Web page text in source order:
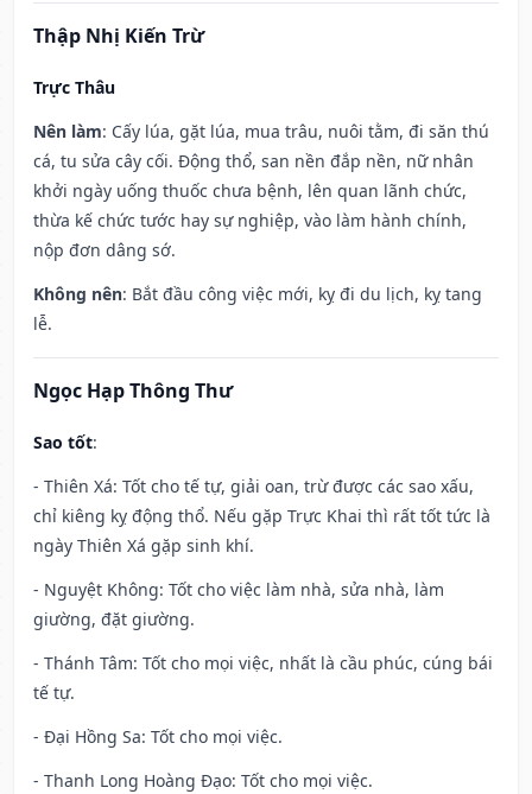
Thập Nhị Kiến Trừ
Trực Thâu
Nên làm: Cấy lúa, gặt lúa, mua trâu, nuôi tằm, đi săn thú
cá, tu sửa cây cối. Động thổ, san nền đắp nền, nữ nhân
khởi ngày uống thuốc chưa bệnh, lên quan lãnh chức,
thừa kế chức tước hay sự nghiệp, vào làm hành chính,
nộp đơn dâng sớ.
Không nên: Bắt đầu công việc mới, kỵ đi du lịch, kỵ tang
lễ.
Ngọc Hạp Thông Thư
Sao tốt:
- Thiên Xá: Tốt cho tế tự, giải oan, trừ được các sao xấu,
chỉ kiêng kỵ động thổ. Nếu gặp Trực Khai thì rất tốt tức là
ngày Thiên Xá gặp sinh khí.
- Nguyệt Không: Tốt cho việc làm nhà, sửa nhà, làm
giường, đặt giường.
- Thánh Tâm: Tốt cho mọi việc, nhất là cầu phúc, cúng bái
tế tự.
- Đại Hồng Sa: Tốt cho mọi việc.
- Thanh Long Hoàng Đạo: Tốt cho mọi việc.